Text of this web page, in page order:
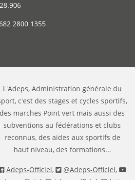
2800 1355
L'Adeps, Administration générale du
c'est des stages et cycles sportifs,
des marches Point vert mais aussi des
subventions au fédérations et clubs
reconnus, des aides aux sportifs de
haut niveau, des formations...
Adeps-Officiel, @Adeps-Officiel,